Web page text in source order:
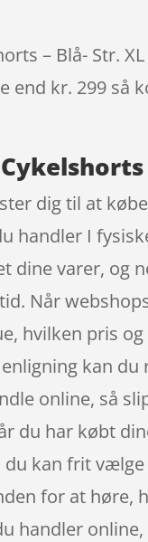
– Blå- Str.
kr. 299 så
dig til at
handler I
dine varer, og
Når
hvilken pris
kan
online, så
du har købt
kan frit
for at
handler